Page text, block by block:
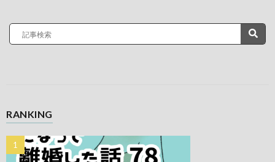
RANKING